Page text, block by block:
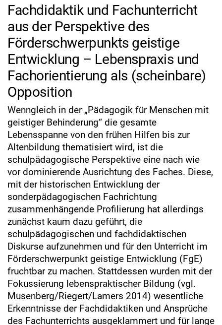
Fachdidaktik und Fachunterricht
aus der Perspektive des
Förderschwerpunkts geistige
Entwicklung – Lebenspraxis und
Fachorientierung als (scheinbare)
Opposition
Wenngleich in der „Pädagogik für Menschen mit
geistiger Behinderung“ die gesamte
Lebensspanne von den frühen Hilfen bis zur
Altenbildung thematisiert wird, ist die
schulpädagogische Perspektive eine nach wie
vor dominierende Ausrichtung des Faches. Diese,
mit der historischen Entwicklung der
sonderpädagogischen Fachrichtung
zusammenhängende Profilierung hat allerdings
zunächst kaum dazu geführt, die
schulpädagogischen und fachdidaktischen
Diskurse aufzunehmen und für den Unterricht im
Förderschwerpunkt geistige Entwicklung (FgE)
fruchtbar zu machen. Stattdessen wurden mit der
Fokussierung lebenspraktischer Bildung (vgl.
Musenberg/Riegert/Lamers 2014) wesentliche
Erkenntnisse der Fachdidaktiken und Ansprüche
des Fachunterrichts ausgeklammert und für lange